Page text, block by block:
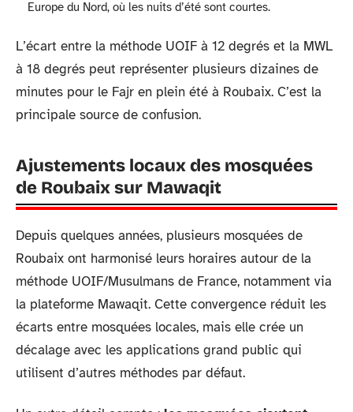
Europe du Nord, où les nuits d’été sont courtes.
L’écart entre la méthode UOIF à 12 degrés et la MWL
à 18 degrés peut représenter plusieurs dizaines de
minutes pour le Fajr en plein été à Roubaix. C’est la
principale source de confusion.
Ajustements locaux des mosquées
de Roubaix sur Mawaqit
Depuis quelques années, plusieurs mosquées de
Roubaix ont harmonisé leurs horaires autour de la
méthode UOIF/Musulmans de France, notamment via
la plateforme Mawaqit. Cette convergence réduit les
écarts entre mosquées locales, mais elle crée un
décalage avec les applications grand public qui
utilisent d’autres méthodes par défaut.